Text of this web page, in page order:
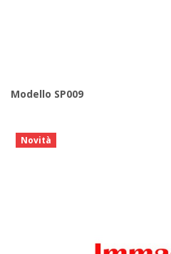
Modello SP009
Novità